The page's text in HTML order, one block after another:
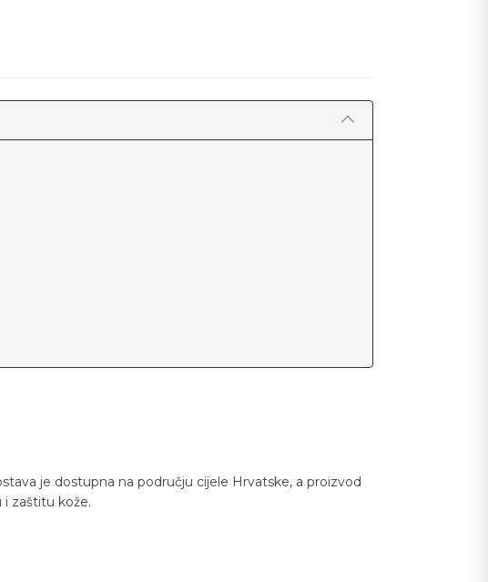
je dostupna na području cijele Hrvatske, a proizvod
i zaštitu kože.